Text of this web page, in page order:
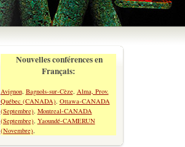
Nouvelles conférences en
Français:
Avignon, Bagnols-sur-Cèze, Alma, Prov.
Québec (CANADA), Ottawa-CANADA
(Septembre), Montreal-CANADA
(Septembre), Yaoundé-CAMERUN
(Novembre),